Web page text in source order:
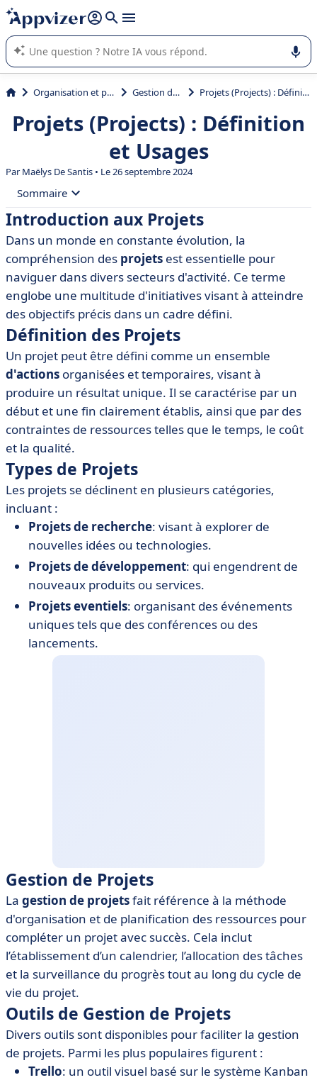
répondre (plusieurs lignes avec
L'IA de Appvizer vous guide dans l'utilisation ou la sélection de
logiciel SaaS en entreprise.
Organisation et planification Gestion de projet Projets (Projects) : Définition et Usages
Projets (Projects) : Définition
et Usages
ParMaëlys De Santis • Le 26 septembre 2024
Sommaire
• Introduction aux Projets
• Définition des Projets
• Types de Projets
• Gestion de Projets
• Outils de Gestion de Projets
• Meilleures Pratiques pour Réussir un Projet
• Conclusion
Introduction aux Projets
Dans un monde en constante évolution, la
compréhension des projets est essentielle pour
naviguer dans divers secteurs d'activité. Ce terme
englobe une multitude d'initiatives visant à atteindre
des objectifs précis dans un cadre défini.
Définition des Projets
Un projet peut être défini comme un ensemble
d'actions organisées et temporaires, visant à
produire un résultat unique. Il se caractérise par un
début et une fin clairement établis, ainsi que par des
contraintes de ressources telles que le temps, le coût
et la qualité.
Types de Projets
Les projets se déclinent en plusieurs catégories,
incluant :
Projets de recherche: visant à explorer de
nouvelles idées ou technologies.
Projets de développement: qui engendrent de
nouveaux produits ou services.
Projets eventiels: organisant des événements
uniques tels que des conférences ou des
lancements.
Gestion de Projets
La gestion de projetsfait référence à la méthode
d'organisation et de planification des ressources pour
compléter un projet avec succès. Cela inclut
l’établissement d’un calendrier, l’allocation des tâches
et la surveillance du progrès tout au long du cycle de
vie du projet.
Outils de Gestion de Projets
Divers outils sont disponibles pour faciliter la gestion
de projets. Parmi les plus populaires figurent :
Trello: un outil visuel basé sur le système Kanban